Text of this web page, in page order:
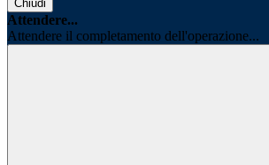
Chiudi
Attendere...
Attendere il completamento dell'operazione...